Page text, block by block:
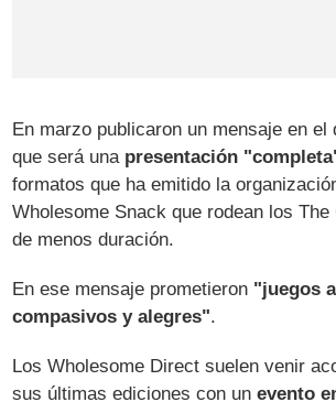
En marzo publicaron un mensaje en el
que será una presentación
formatos que ha emitido la
Wholesome Snack que rodean los The
de menos duración.
En ese mensaje prometieron "juegos
compasivos y alegres".
Los Wholesome Direct suelen venir
sus últimas ediciones con unevento